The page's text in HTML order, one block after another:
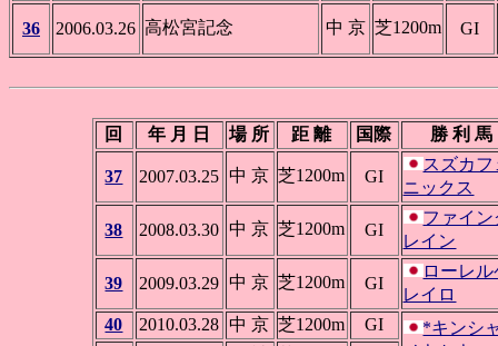
36 2006.03.26 高松宮記念 中 京 芝1200m GI
回 年 月 日 場 所 距 離 国際 勝 利 馬
37 2007.03.25 中 京 芝1200m GI
スズカフ
ニックス
38 2008.03.30 中 京 芝1200m GI
ファイン
レイン
39 2009.03.29 中 京 芝1200m GI
ローレル
レイロ
40
2010.03.28 中 京 芝1200m GI
*キンシ